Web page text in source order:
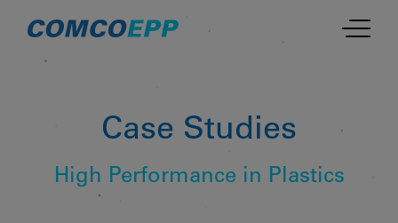
Case Studies
High Performance in Plastics